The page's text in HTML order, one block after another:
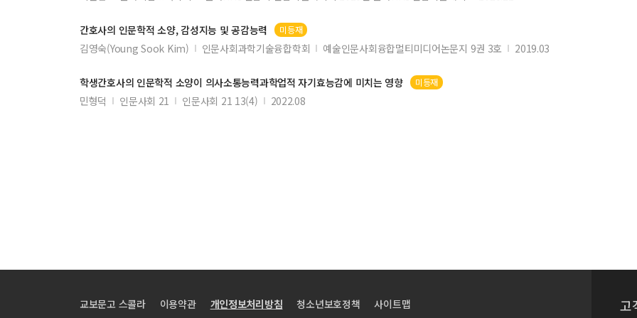
간호사의 인문학적 소양, 감성지능 및 공감능력 미등재
김영숙(Young Sook Kim) 인문사회과학기술융합학회 예술인문사회융합멀티미디어논문지 9권 3호 2019.03
학생간호사의 인문학적 소양이 의사소통능력과학업적 자기효능감에 미치는 영향 미등재
민형덕 인문사회 21 인문사회 21 13(4) 2022.08
교보문고 스콜라 이용약관 개인정보처리방침 청소년보호정책 사이트맵 고